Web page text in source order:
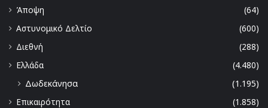
Άποψη
(64)
Αστυνομικό Δελτίο
(600)
Διεθνή
(288)
Ελλάδα
(4.480)
Δωδεκάνησα
(1.195)
Επικαιρότητα
(1.858)